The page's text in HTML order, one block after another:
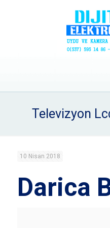
Televizyon
10 Nisan 2018
Darica